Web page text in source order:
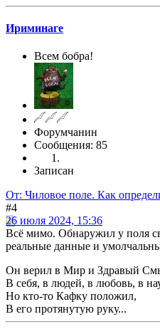
Ириминаге
Всем бобра!
Форумчанин
Сообщения: 85
Записан
От: Чиловое поле. Как
#4
26 июля 2024, 15:36
Всё мимо. Обнаружил у поля
реальные данные и
Он верил в Мир и Здравый
В себя, в людей, в любовь, в
Но кто-то Кафку положил,
В его протянутую руку...